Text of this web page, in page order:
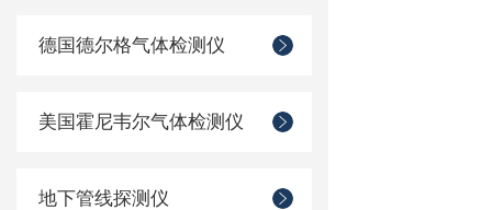
德国德尔格气体检测仪
美国霍尼韦尔气体检测仪
地下管线探测仪